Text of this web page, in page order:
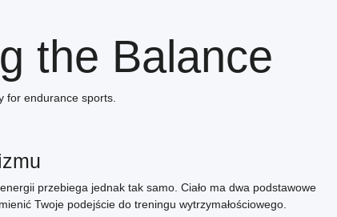
the Balance
for endurance sports.
przebiega jednak tak samo. Ciało ma dwa podstawowe
Twoje podejście do treningu wytrzymałościowego.